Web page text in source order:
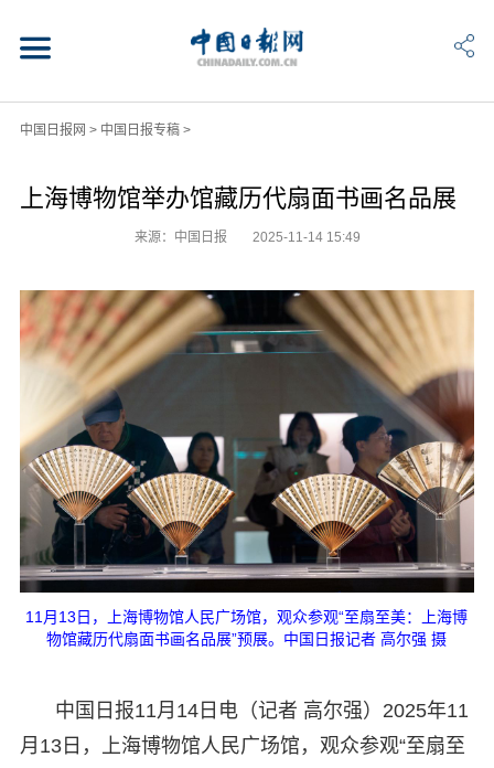
中国日报网 > 中国日报专稿>
上海博物馆举办馆藏历代扇面书画名品展
来源：中国日报 2025-11-14 15:49
11月13日，上海博物馆人民广场馆，观众参观“至扇至美：上海博
物馆藏历代扇面书画名品展”预展。中国日报记者 高尔强 摄
中国日报11月14日电（记者 高尔强）2025年11
月13日，上海博物馆人民广场馆，观众参观“至扇至